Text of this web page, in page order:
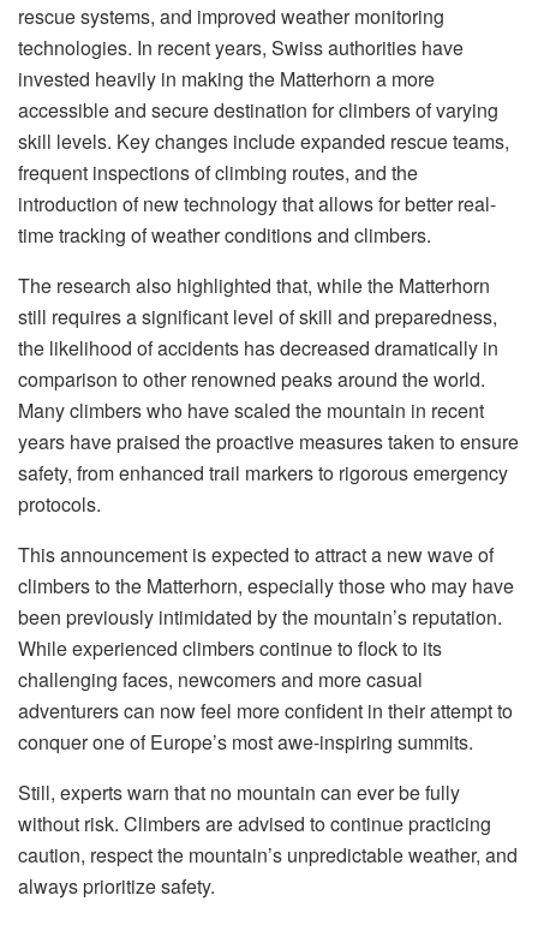
rescue systems, and improved weather monitoring
technologies. In recent years, Swiss authorities have
invested heavily in making the Matterhorn a more
accessible and secure destination for climbers of varying
skill levels. Key changes include expanded rescue teams,
frequent inspections of climbing routes, and the
introduction of new technology that allows for better real-
time tracking of weather conditions and climbers.
The research also highlighted that, while the Matterhorn
still requires a significant level of skill and preparedness,
the likelihood of accidents has decreased dramatically in
comparison to other renowned peaks around the world.
Many climbers who have scaled the mountain in recent
years have praised the proactive measures taken to ensure
safety, from enhanced trail markers to rigorous emergency
protocols.
This announcement is expected to attract a new wave of
climbers to the Matterhorn, especially those who may have
been previously intimidated by the mountain’s reputation.
While experienced climbers continue to flock to its
challenging faces, newcomers and more casual
adventurers can now feel more confident in their attempt to
conquer one of Europe’s most awe-inspiring summits.
Still, experts warn that no mountain can ever be fully
without risk. Climbers are advised to continue practicing
caution, respect the mountain’s unpredictable weather, and
always prioritize safety.